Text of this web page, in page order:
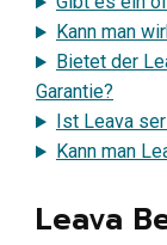
Kann man
Bietet der
Garantie?
Ist Leava
Kann man
Leava